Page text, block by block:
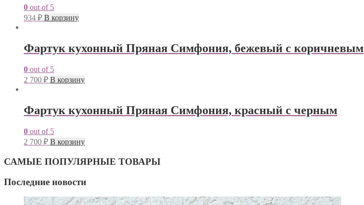
0 out of 5
934 ₽ В корзину
Фартук кухонный Пряная Симфония, бежевый с коричневым
0 out of 5
2 700 ₽ В корзину
Фартук кухонный Пряная Симфония, красный с черным
0 out of 5
2 700 ₽ В корзину
САМЫЕ ПОПУЛЯРНЫЕ ТОВАРЫ
Последние новости